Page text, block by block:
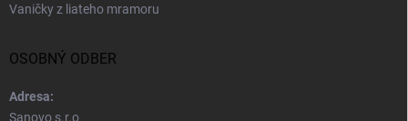
Vaničky z liateho mramoru
OSOBNÝ ODBER
Adresa:
Sanovo s.r.o